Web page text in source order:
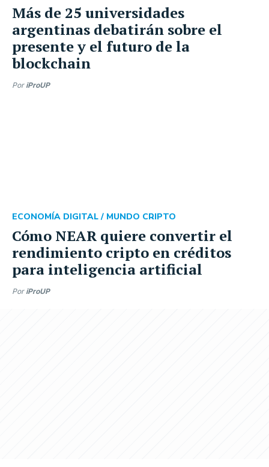
Más de 25 universidades
argentinas debatirán sobre el
presente y el futuro de la
blockchain
Por iProUP
Cómo NEAR quiere convertir el
rendimiento cripto en créditos
para inteligencia artificial
ECONOMÍA DIGITAL / MUNDO CRIPTO
Por iProUP